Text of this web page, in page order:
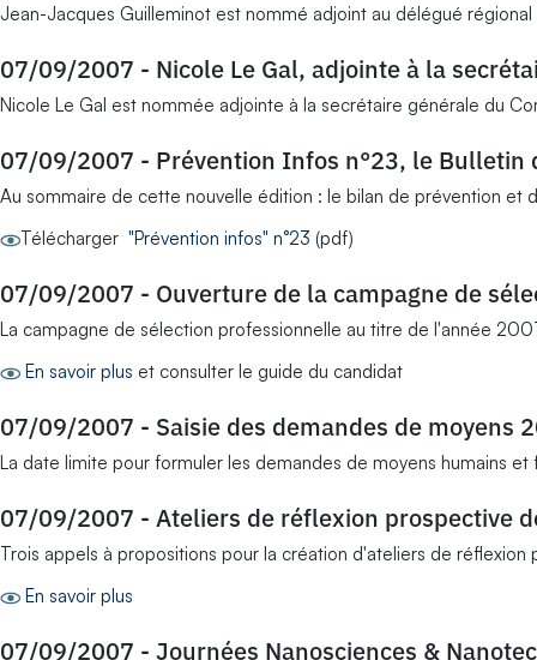
Jean-Jacques Guilleminot est nommé adjoint au délégué
07/09/2007 - Nicole Le Gal, adjointe à la
Nicole Le Gal est nommée adjointe à la secrétaire générale du
07/09/2007 - Prévention Infos n°23, le Bulletin
Au sommaire de cette nouvelle édition : le bilan de prévention
Télécharger "Prévention infos" n°23 (pdf)
07/09/2007 - Ouverture de la campagne de
La campagne de sélection professionnelle au titre de l'année
En savoir plus et consulter le guide du candidat
07/09/2007 - Saisie des demandes de moyens
La date limite pour formuler les demandes de moyens humains
07/09/2007 - Ateliers de réflexion prospective
Trois appels à propositions pour la création d'ateliers de
En savoir plus
07/09/2007 - Journées Nanosciences &